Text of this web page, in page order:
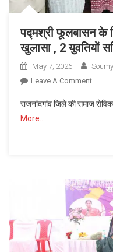
पहुंचा
पद्मश्री फूलबासन के
खुलासा , 2 युवतियों
May 7, 2026
Leave A CommentOn
किया
खुलासा
,
युवतियों
राजनांदगांव जिले की समाज
More…